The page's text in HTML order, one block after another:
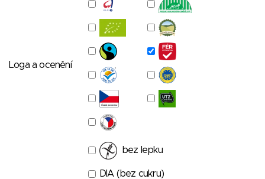
Loga a ocenění
bez lepku
DIA (bez cukru)